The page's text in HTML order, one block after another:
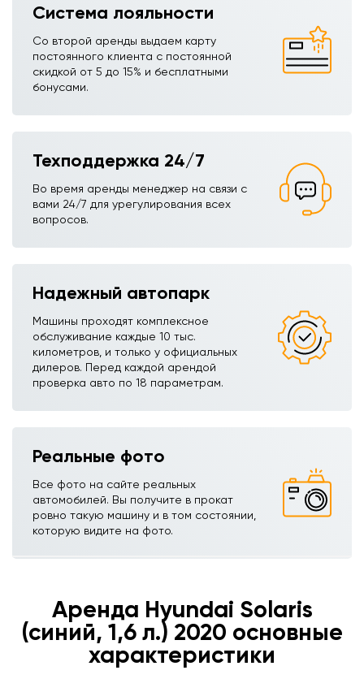
Система лояльности
Со второй аренды выдаем карту
постоянного клиента с постоянной
скидкой от 5 до 15% и бесплатными
бонусами.
Техподдержка 24/7
Во время аренды менеджер на связи с
вами 24/7 для урегулирования всех
вопросов.
Надежный автопарк
Машины проходят комплексное
обслуживание каждые 10 тыс.
километров, и только у официальных
дилеров. Перед каждой арендой
проверка авто по 18 параметрам.
Реальные фото
Все фото на сайте реальных
автомобилей. Вы получите в прокат
ровно такую машину и в том состоянии,
которую видите на фото.
Аренда Hyundai Solaris
(синий, 1,6 л.) 2020 основные
характеристики